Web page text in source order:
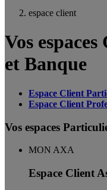
espace client
Vos
et Banque
Espace Client
Espace Client
Vos espaces
MON AXA
Espace Client